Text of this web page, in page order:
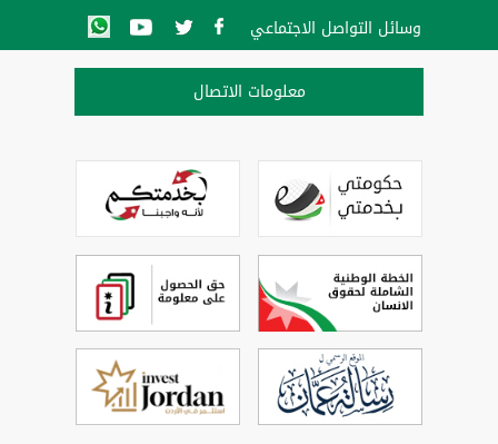
وسائل التواصل الاجتماعي
معلومات الاتصال